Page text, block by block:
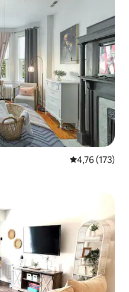
Gemiddelde
4,76 (173)